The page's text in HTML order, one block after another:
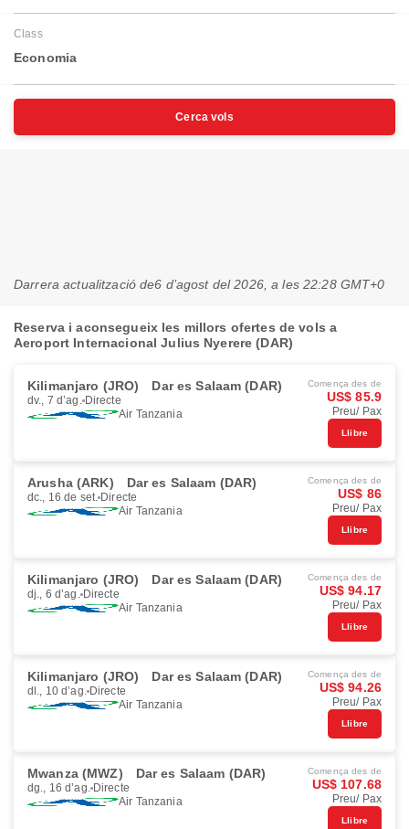
Class
Economia
Cerca vols
Darrera actualització de6 d’agost del 2026, a les 22:28 GMT+0
Reserva i aconsegueix les millors ofertes de vols a
Aeroport Internacional Julius Nyerere (DAR)
Kilimanjaro (JRO) Dar es Salaam (DAR)
dv., 7 d’ag. Directe
Air Tanzania
Comença des de
US$ 85.9
Preu/ Pax
Llibre
Arusha (ARK) Dar es Salaam (DAR)
dc., 16 de set. Directe
Air Tanzania
Comença des de
US$ 86
Preu/ Pax
Llibre
Kilimanjaro (JRO) Dar es Salaam (DAR)
dj., 6 d’ag. Directe
Air Tanzania
Comença des de
US$ 94.17
Preu/ Pax
Llibre
Kilimanjaro (JRO) Dar es Salaam (DAR)
dl., 10 d’ag. Directe
Air Tanzania
Comença des de
US$ 94.26
Preu/ Pax
Llibre
Mwanza (MWZ) Dar es Salaam (DAR)
dg., 16 d’ag. Directe
Air Tanzania
Comença des de
US$ 107.68
Preu/ Pax
Llibre